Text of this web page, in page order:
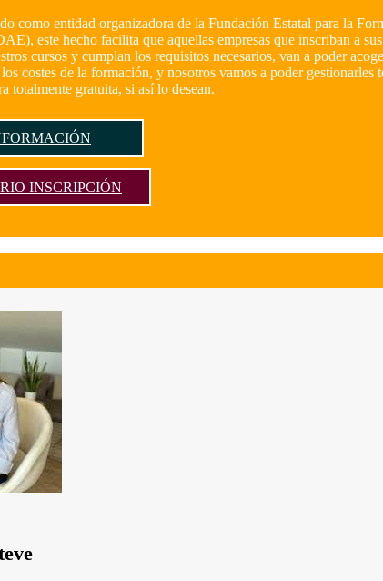
como entidad organizadora de la Fundación Estatal para la
este hecho facilita que aquellas empresas que inscriban a sus
cursos y cumplan los requisitos necesarios, van a poder
costes de la formación, y nosotros vamos a poder gestionarles
totalmente gratuita, si así lo desean.
INSCRIPCIÓN